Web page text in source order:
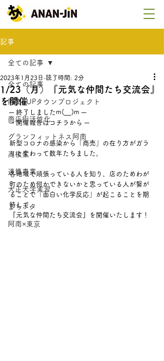
記事
全ての記事
阿南SUPタウンプロジェクト
商店街活性化
グランフィットネス阿南
高校生
連携事業
大正大学実習
まちポタ
阿南×東京
全ての記事
1/23（月）『元気な仲間たち交流会』
を開催
2023年1月23日 読了時間: 2分
─ 終了しましたm(__)m ─
─ 開催報告はコチラから ─
新型コロナの感染から「商売」の在り方がガラ
リと変わって数年たちました。
各地域で頑張っている人を知り、店のためわが
町のため何かできないかと思っている人が繋が
ることで「面白い化学反応」が起こることを期
待して、
『元気な仲間たち交流会』を開催いたします！